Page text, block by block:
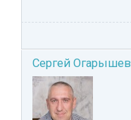
Сергей Огарышев